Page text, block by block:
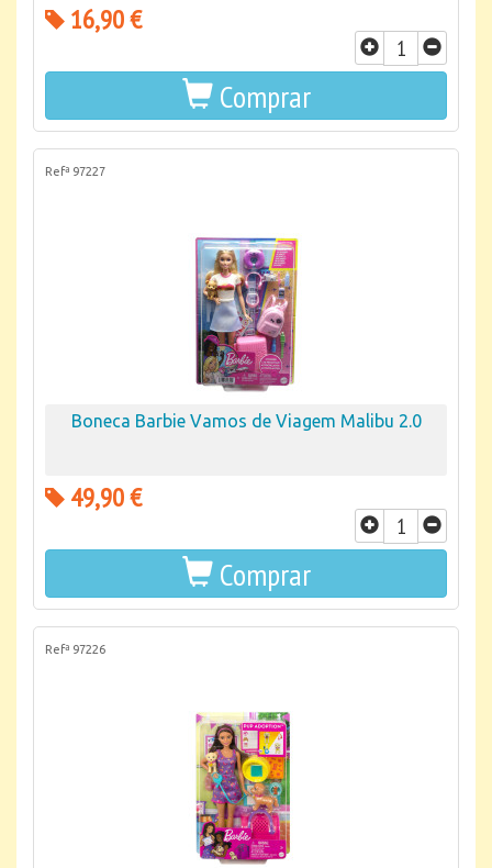
16,90 €
Comprar
Refª 97227
Boneca Barbie Vamos de Viagem Malibu 2.0
49,90 €
Comprar
Refª 97226